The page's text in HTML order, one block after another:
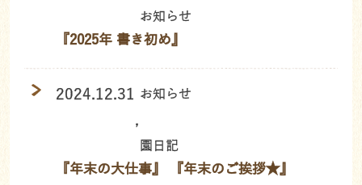
お知らせ
『2025年 書き初め』
2024.12.31 お知らせ
,
園日記
『年末の大仕事』 『年末のご挨拶★』